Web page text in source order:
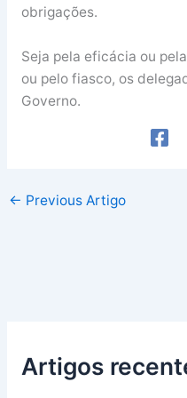
obrigações.
Seja pela eficácia ou
ou pelo fiasco, os
Governo.
← Previous Artigo
Artigos